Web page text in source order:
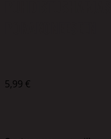
5,99 €